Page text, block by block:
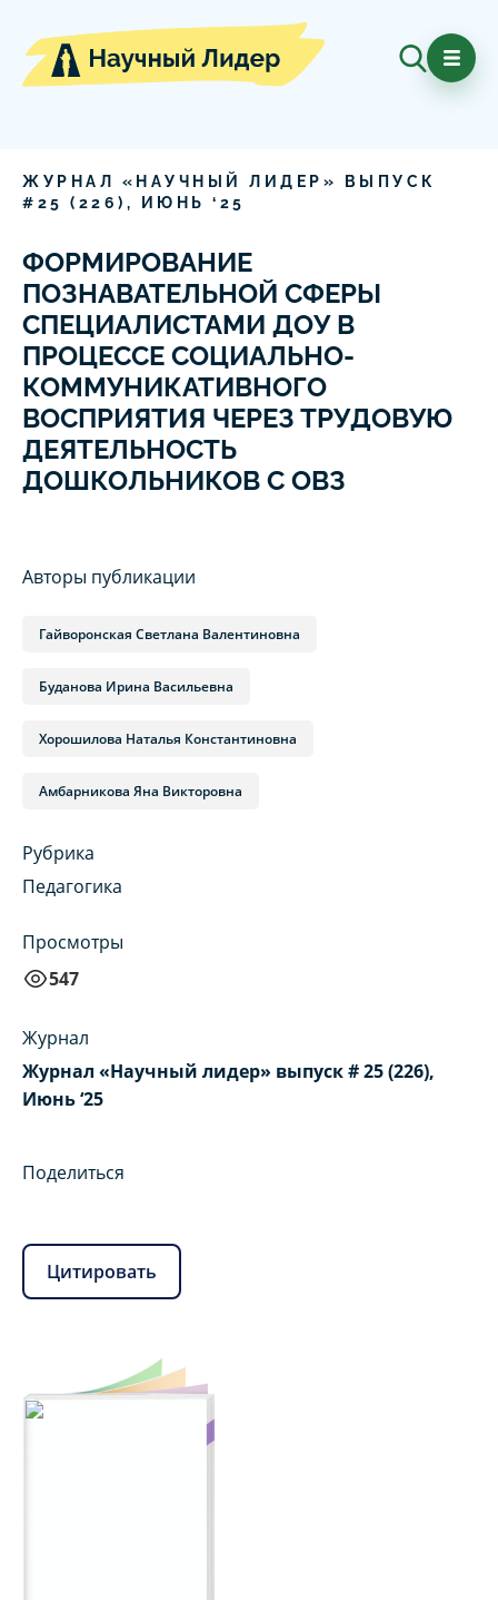
ЖУРНАЛ «НАУЧНЫЙ ЛИДЕР» ВЫПУСК
# 25 ( 226 ), ИЮНЬ ‘ 25
ФОРМИРОВАНИЕ
ПОЗНАВАТЕЛЬНОЙ СФЕРЫ
СПЕЦИАЛИСТАМИ ДОУ В
ПРОЦЕССЕ СОЦИАЛЬНО-
КОММУНИКАТИВНОГО
ВОСПРИЯТИЯ ЧЕРЕЗ ТРУДОВУЮ
ДЕЯТЕЛЬНОСТЬ
ДОШКОЛЬНИКОВ С ОВЗ
Авторы публикации
Гайворонская Светлана Валентиновна
Буданова Ирина Васильевна
Хорошилова Наталья Константиновна
Амбарникова Яна Викторовна
Рубрика
Педагогика
Просмотры
547
Журнал
Журнал «Научный лидер» выпуск # 25 (226),
Июнь ‘25
Поделиться
Цитировать